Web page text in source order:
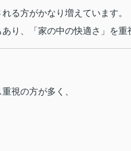
る方がかなり増えています。
り、「家の中の快適さ」を重
視の方が多く、